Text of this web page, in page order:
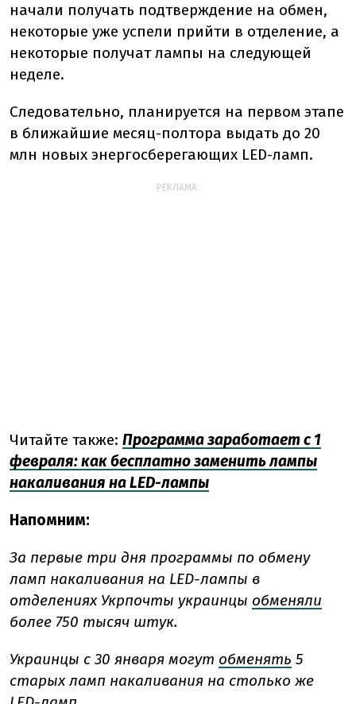
начали получать подтверждение на обмен,
некоторые уже успели прийти в отделение, а
некоторые получат лампы на следующей
неделе.
Следовательно, планируется на первом этапе
в ближайшие месяц-полтора выдать до 20
млн новых энергосберегающих LED-ламп.
РЕКЛАМА:
Читайте также: Программа заработает с 1
февраля: как бесплатно заменить лампы
накаливания на LED-лампы
Напомним:
За первые три дня программы по обмену
ламп накаливания на LED-лампы в
отделениях Укрпочты украинцы обменяли
более 750 тысяч штук.
Украинцы с 30 января могут обменять 5
старых ламп накаливания на столько же